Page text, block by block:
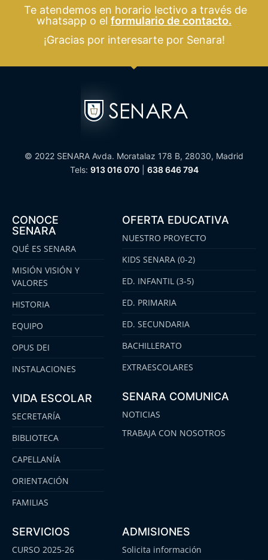
Te atendemos en horario lectivo a través de
whatsapp o el formulario de contacto.
¡Gracias por interesarte por Senara!
© 2022 SENARA Avda. Moratalaz 178 B, 28030, Madrid
Tels: 913 016 070| 638 646 794
CONOCE
SENARA
QUÉ ES SENARA
MISIÓN VISIÓN Y
VALORES
HISTORIA
EQUIPO
OPUS DEI
INSTALACIONES
VIDA ESCOLAR
SECRETARÍA
BIBLIOTECA
CAPELLANÍA
ORIENTACIÓN
FAMILIAS
OFERTA EDUCATIVA
NUESTRO PROYECTO
KIDS SENARA (0-2)
ED. INFANTIL (3-5)
ED. PRIMARIA
ED. SECUNDARIA
BACHILLERATO
EXTRAESCOLARES
SENARA COMUNICA
NOTICIAS
TRABAJA CON NOSOTROS
SERVICIOS
CURSO 2025-26
ADMISIONES
Solicita información